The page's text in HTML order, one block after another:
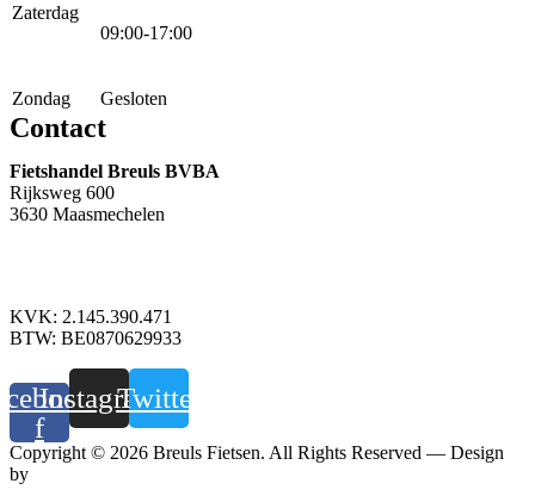
Zaterdag
09:00-17:00
Zondag Gesloten
Contact
Fietshandel Breuls BVBA
Rijksweg 600
3630 Maasmechelen
KVK: 2.145.390.471
BTW: BE0870629933
f
Instagram
Twitter
Copyright © 2026 Breuls Fietsen. All Rights Reserved — Design
by